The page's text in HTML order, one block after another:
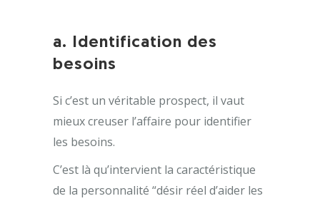
a. Identification des
besoins
Si c’est un véritable prospect, il vaut
mieux creuser l’affaire pour identifier
les besoins.
C’est là qu’intervient la caractéristique
de la personnalité “désir réel d’aider les